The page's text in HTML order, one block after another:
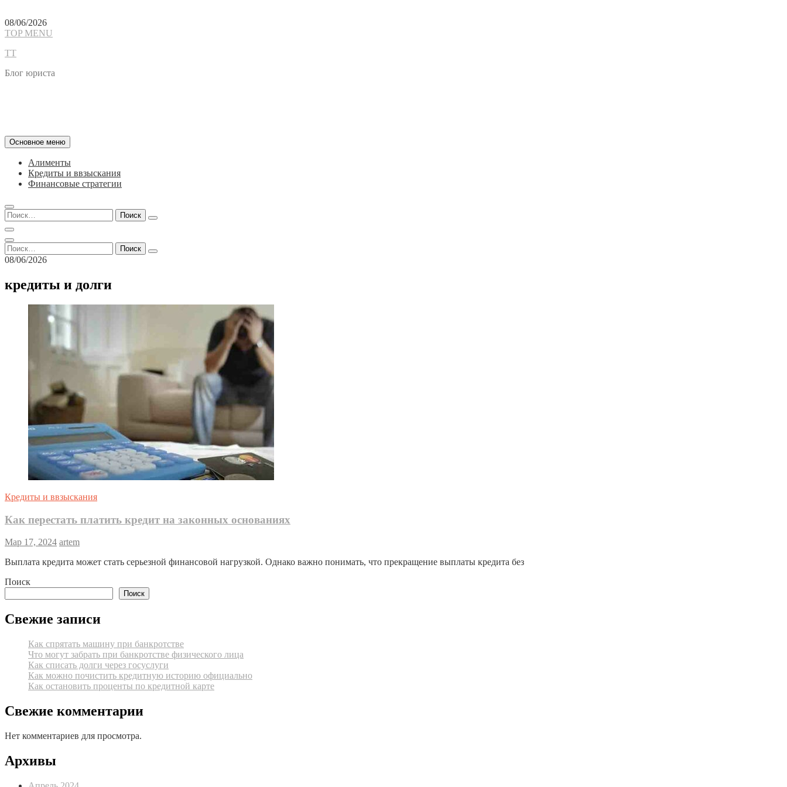
Перейти
к
08/06/2026
TOP MENU
TT
Блог юриста
Основное меню
Алименты
Кредиты и ввзыскания
Финансовые стратегии
Найти:
Найти:
08/06/2026
кредиты и долги
Кредиты и ввзыскания
Как перестать платить кредит на законных основаниях
Мар 17, 2024 artem
Выплата кредита может стать серьезной финансовой нагрузкой. Однако важно понимать, что прекращение выплаты кредита без
Поиск
Поиск
Свежие записи
Как спрятать машину при банкротстве
Что могут забрать при банкротстве физического лица
Как списать долги через госуслуги
Как можно почистить кредитную историю официально
Как остановить проценты по кредитной карте
Свежие комментарии
Нет комментариев для просмотра.
Архивы